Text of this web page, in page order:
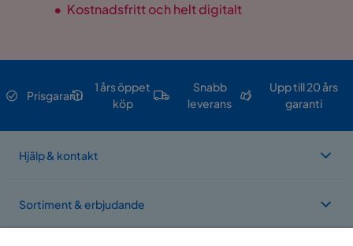
• Kostnadsfritt och helt digitalt
Prisgaranti
1 års öppet
köp
Snabb
leverans
Upp till 20 års
garanti
Hjälp & kontakt
Sortiment & erbjudande